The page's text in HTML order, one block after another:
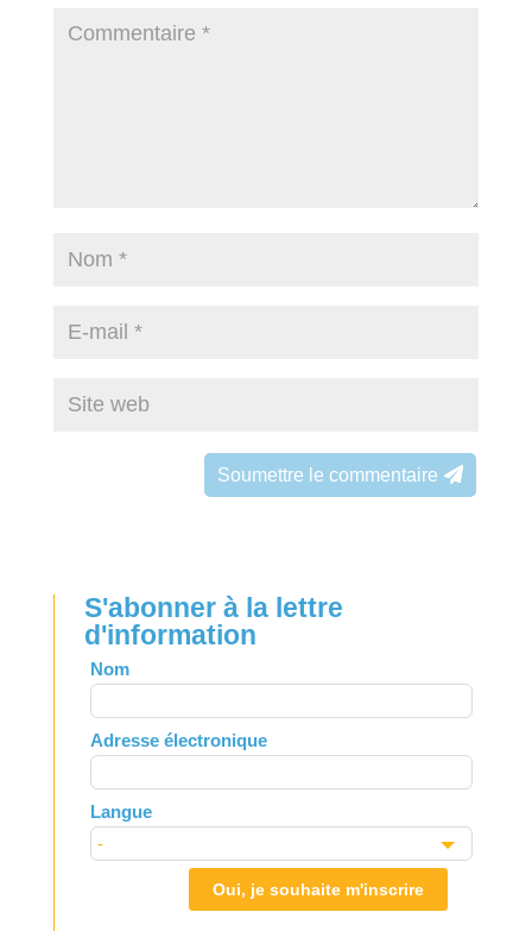
Soumettre le commentaire
S'abonner à la lettre
d'information
Leave
this
field
blank
Nom
Adresse électronique
Langue
Oui, je souhaite m'inscrire